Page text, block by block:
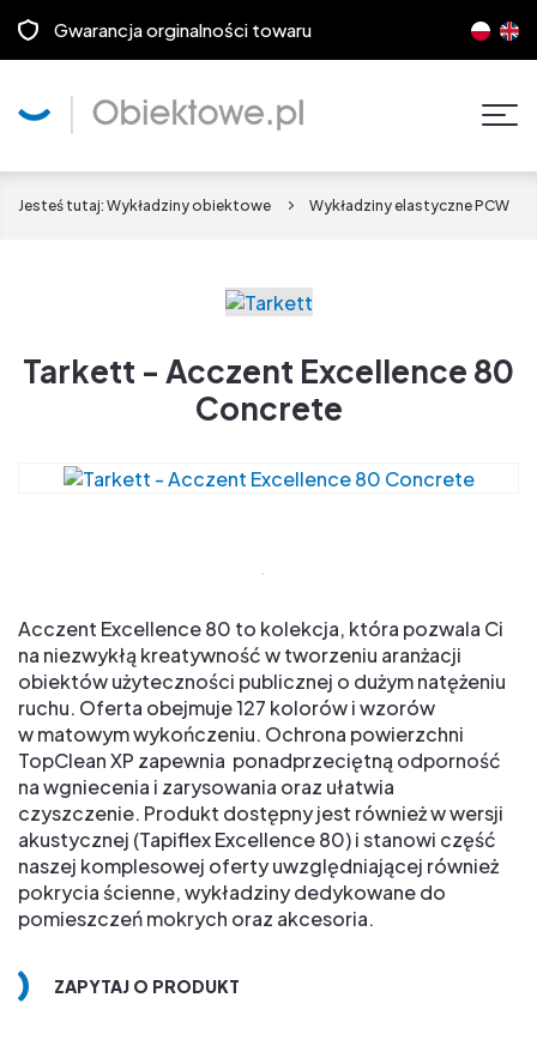
Gwarancja orginalności towaru
Jesteś tutaj: Wykładziny obiektowe Wykładziny elastyczne PCW
Tarkett - Acczent Excellence 80
Concrete
Acczent Excellence 80 to kolekcja, która pozwala Ci
na niezwykłą kreatywność w tworzeniu aranżacji
obiektów użyteczności publicznej o dużym natężeniu
ruchu. Oferta obejmuje 127 kolorów i wzorów
w matowym wykończeniu. Ochrona powierzchni
TopClean XP zapewnia ponadprzeciętną odporność
na wgniecenia i zarysowania oraz ułatwia
czyszczenie. Produkt dostępny jest również w wersji
akustycznej (Tapiflex Excellence 80) i stanowi część
naszej komplesowej oferty uwzględniającej również
pokrycia ścienne, wykładziny dedykowane do
pomieszczeń mokrych oraz akcesoria.
ZAPYTAJ O PRODUKT